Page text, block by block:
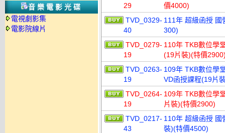
音樂電影光碟
電視劇影集
電影院線片
29
價4000)
TVD_0329-
40
111年 超級函授 國
300)
TVD_0279-
19
110年 TKB數位學
(19片裝)(特價
TVD_0263-
19
109年 TKB數位學
VD函授課程(19片
TVD_0264-
19
109年 TKB數位學
片裝)(特價2900)
TVD_0217-
43
110年 超級函授 國
裝)(特價4500)